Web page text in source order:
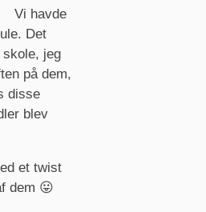
Vi havde
Det
skole, jeg
på dem,
disse
blev
et twist
dem 😛